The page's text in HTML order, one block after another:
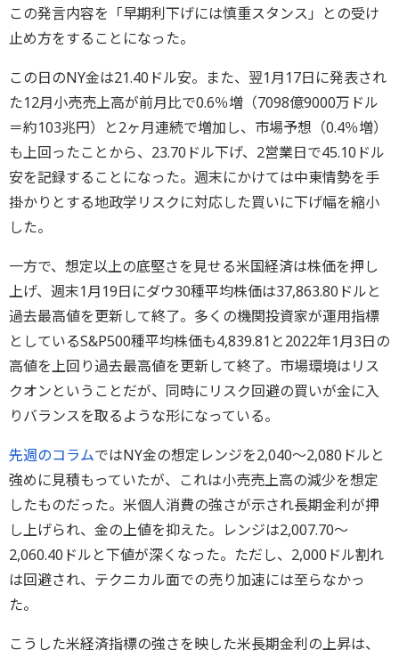
この発言内容を「早期利下げには慎重スタンス」との受け
止め方をすることになった。
この日のNY金は21.40ドル安。また、翌1月17日に発表され
た12月小売売上高が前月比で0.6％増（7098億9000万ドル
＝約103兆円）と2ヶ月連続で増加し、市場予想（0.4％増）
も上回ったことから、23.70ドル下げ、2営業日で45.10ドル
安を記録することになった。週末にかけては中東情勢を手
掛かりとする地政学リスクに対応した買いに下げ幅を縮小
した。
一方で、想定以上の底堅さを見せる米国経済は株価を押し
上げ、週末1月19日にダウ30種平均株価は37,863.80ドルと
過去最高値を更新して終了。多くの機関投資家が運用指標
としているS&P500種平均株価も4,839.81と2022年1月3日の
高値を上回り過去最高値を更新して終了。市場環境はリス
クオンということだが、同時にリスク回避の買いが金に入
りバランスを取るような形になっている。
先週のコラムではNY金の想定レンジを2,040～2,080ドルと
強めに見積もっていたが、これは小売売上高の減少を想定
したものだった。米個人消費の強さが示され長期金利が押
し上げられ、金の上値を抑えた。レンジは2,007.70～
2,060.40ドルと下値が深くなった。ただし、2,000ドル割れ
は回避され、テクニカル面での売り加速には至らなかっ
た。
こうした米経済指標の強さを映した米長期金利の上昇は、